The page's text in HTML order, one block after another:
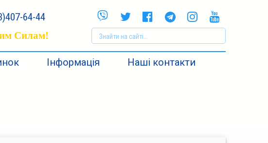
64-44
Силам!
Інформація Наші контакти